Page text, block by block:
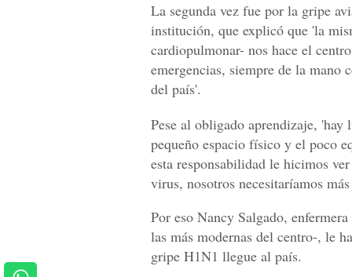
La segunda vez fue por la gripe
institución, que explicó que 'la
cardiopulmonar- nos hace el
emergencias, siempre de la mano
del país'.
Pese al obligado aprendizaje,
pequeño espacio físico y el poco
esta responsabilidad le hicimos
virus, nosotros necesitaríamos
Por eso Nancy Salgado,
las más modernas del centro-, le
gripe H1N1 llegue al país.